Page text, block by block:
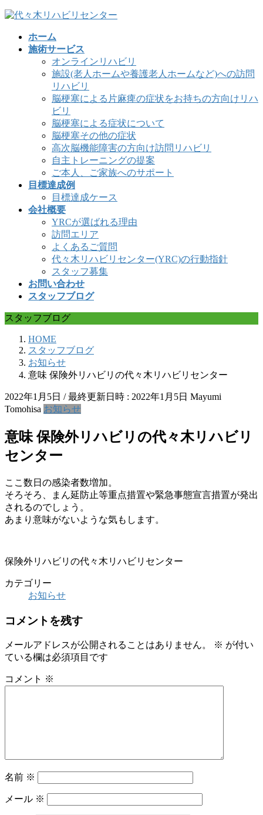
コ
ナ
ホーム
施術サービス
オンラインリハビリ
施設(老人ホームや養護老人ホームなど)への訪問
リハビリ
脳梗塞による片麻痺の症状をお持ちの方向けリハ
ビリ
脳梗塞による症状について
脳梗塞その他の症状
高次脳機能障害の方向け訪問リハビリ
自主トレーニングの提案
ご本人、ご家族へのサポート
目標達成例
目標達成ケース
会社概要
YRCが選ばれる理由
訪問エリア
よくあるご質問
代々木リハビリセンター(YRC)の行動指針
スタッフ募集
お問い合わせ
スタッフブログ
スタッフブログ
HOME
スタッフブログ
お知らせ
意味 保険外リハビリの代々木リハビリセンター
2022年1月5日 / 最終更新日時 : 2022年1月5日 Mayumi
Tomohisa お知らせ
意味 保険外リハビリの代々木リハビリ
センター
ここ数日の感染者数増加。
そろそろ、まん延防止等重点措置や緊急事態宣言措置が発出
されるのでしょう。
あまり意味がないような気もします。
保険外リハビリの代々木リハビリセンター
カテゴリー
お知らせ
コメントを残す
メールアドレスが公開されることはありません。 ※ が付い
ている欄は必須項目です
コメント ※
名前 ※
メール ※